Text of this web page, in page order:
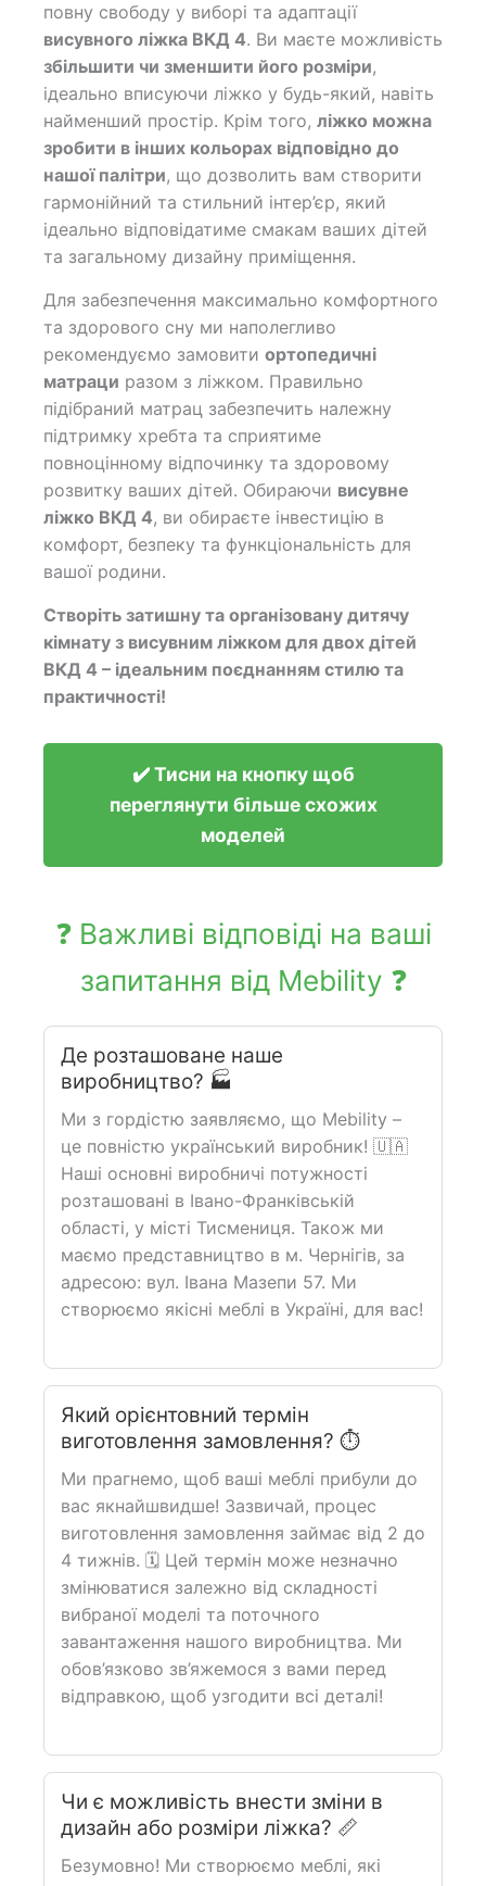
повну свободу у виборі та адаптації
висувного ліжка ВКД 4. Ви маєте можливість
збільшити чи зменшити його розміри,
ідеально вписуючи ліжко у будь-який, навіть
найменший простір. Крім того, ліжко можна
зробити в інших кольорах відповідно до
нашої палітри, що дозволить вам створити
гармонійний та стильний інтер’єр, який
ідеально відповідатиме смакам ваших дітей
та загальному дизайну приміщення.
Для забезпечення максимально комфортного
та здорового сну ми наполегливо
рекомендуємо замовити ортопедичні
матраци разом з ліжком. Правильно
підібраний матрац забезпечить належну
підтримку хребта та сприятиме
повноцінному відпочинку та здоровому
розвитку ваших дітей. Обираючи висувне
ліжко ВКД 4, ви обираєте інвестицію в
комфорт, безпеку та функціональність для
вашої родини.
Створіть затишну та організовану дитячу
кімнату з висувним ліжком для двох дітей
ВКД 4 – ідеальним поєднанням стилю та
практичності!
✔️ Тисни на кнопку щоб
переглянути більше схожих
моделей
❓ Важливі відповіді на ваші
запитання від Mebility ❓
Де розташоване наше
виробництво? 🏭
Ми з гордістю заявляємо, що Mebility –
це повністю український виробник! 🇺🇦
Наші основні виробничі потужності
розташовані в Івано-Франківській
області, у місті Тисмениця. Також ми
маємо представництво в м. Чернігів, за
адресою: вул. Івана Мазепи 57. Ми
створюємо якісні меблі в Україні, для вас!
Який орієнтовний термін
виготовлення замовлення? ⏱️
Ми прагнемо, щоб ваші меблі прибули до
вас якнайшвидше! Зазвичай, процес
виготовлення замовлення займає від 2 до
4 тижнів. 🗓️ Цей термін може незначно
змінюватися залежно від складності
вибраної моделі та поточного
завантаження нашого виробництва. Ми
обов’язково зв’яжемося з вами перед
відправкою, щоб узгодити всі деталі!
Чи є можливість внести зміни в
дизайн або розміри ліжка? 📏
Безумовно! Ми створюємо меблі, які